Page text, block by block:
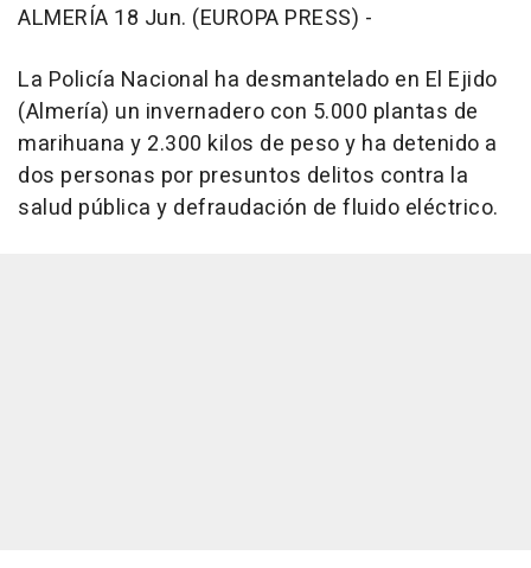
ALMERÍA 18 Jun. (EUROPA PRESS) -
La Policía Nacional ha desmantelado en El Ejido
(Almería) un invernadero con 5.000 plantas de
marihuana y 2.300 kilos de peso y ha detenido a
dos personas por presuntos delitos contra la
salud pública y defraudación de fluido eléctrico.